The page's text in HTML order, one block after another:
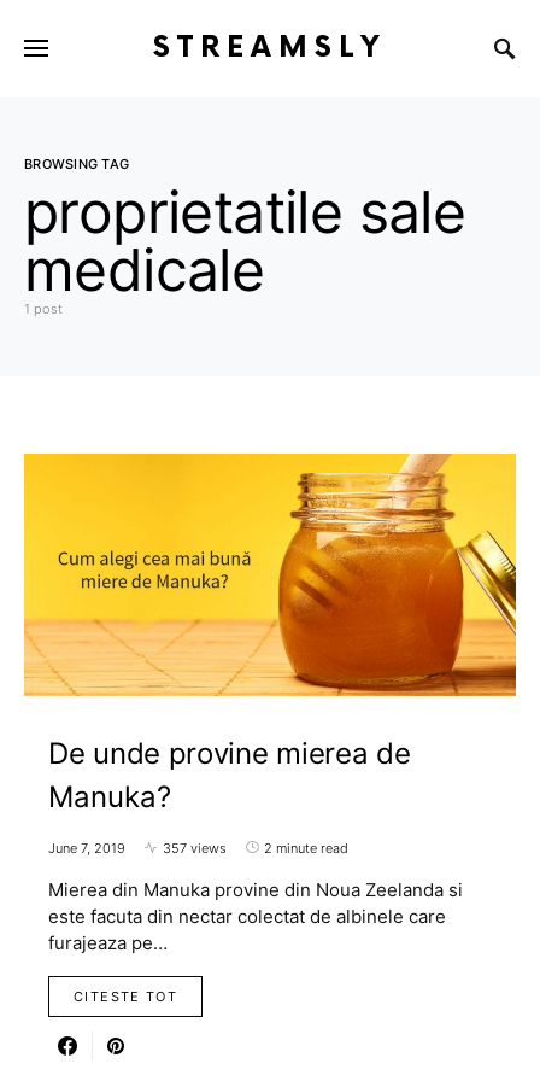
STREAMSLY
BROWSING TAG
proprietatile sale
medicale
1 post
De unde provine mierea de
Manuka?
June 7, 2019 357 views 2 minute read
Mierea din Manuka provine din Noua Zeelanda si
este facuta din nectar colectat de albinele care
furajeaza pe…
CITESTE TOT